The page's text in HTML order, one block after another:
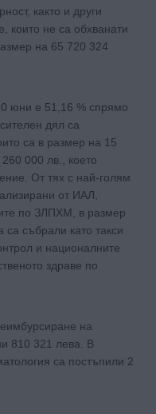
както и други
които не са обхванати
на 65 720 324
юни е 51,16 % спрямо
дял са
са в размер на 15
000 лв., което
От тях с най-голям
от ИАЛ,
по ЗЛПХМ, в размер
събрали като такси
и националните
здраве по
на
810 321 лева. В
са постъпили 2